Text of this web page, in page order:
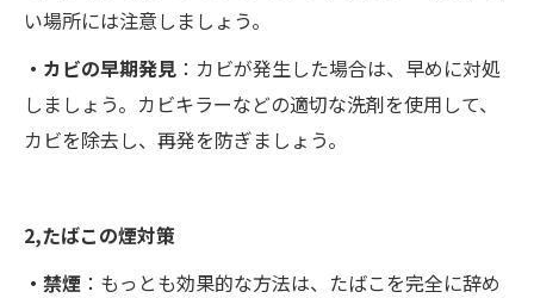
い場所には注意しましょう。
・カビの早期発見 ：カビが発生した場合は、早めに対処
しましょう。カビキラーなどの適切な洗剤を使用して、
カビを除去し、再発を防ぎましょう。
2,たばこの煙対策
・禁煙 ：もっとも効果的な方法は、たばこを完全に辞め